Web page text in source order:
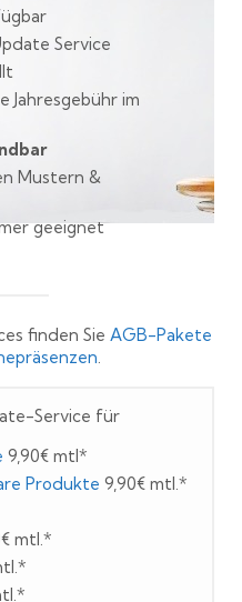
Service
Jahresgebühr im
Mustern &
geeignet
finden Sie AGB-Pakete
.
Service für
9,90€ mtl*
Produkte 9,90€ mtl.*
mtl.*